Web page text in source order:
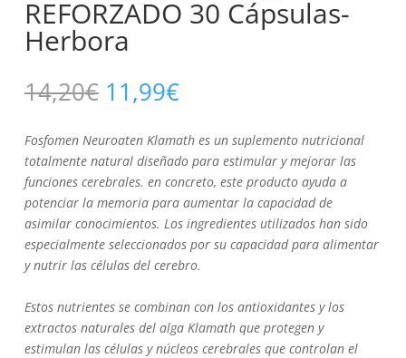
Herbora
cantidad
REFORZADO 30 Cápsulas-
Herbora
14,20€ El
precio
original
era:
14,20€.
11,99€El
precio
actual
es:
11,99€.
Fosfomen Neuroaten Klamath es un suplemento nutricional
totalmente natural diseñado para estimular y mejorar las
funciones cerebrales. en concreto, este producto ayuda a
potenciar la memoria para aumentar la capacidad de
asimilar conocimientos. Los ingredientes utilizados han sido
especialmente seleccionados por su capacidad para alimentar
y nutrir las células del cerebro.
Estos nutrientes se combinan con los antioxidantes y los
extractos naturales del alga Klamath que protegen y
estimulan las células y núcleos cerebrales que controlan el